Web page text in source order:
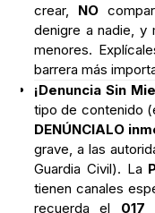
crear, NO
denigre a nadie, y
menores.
barrera más
¡Denuncia Sin
tipo de contenido
DENÚNCIALO
grave, a las
Guardia Civil). La
tienen canales
recuerda el 017